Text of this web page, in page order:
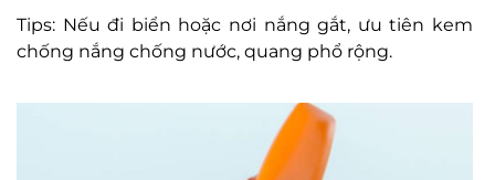
Tips: Nếu đi biển hoặc nơi nắng gắt, ưu tiên kem
chống nắng chống nước, quang phổ rộng.